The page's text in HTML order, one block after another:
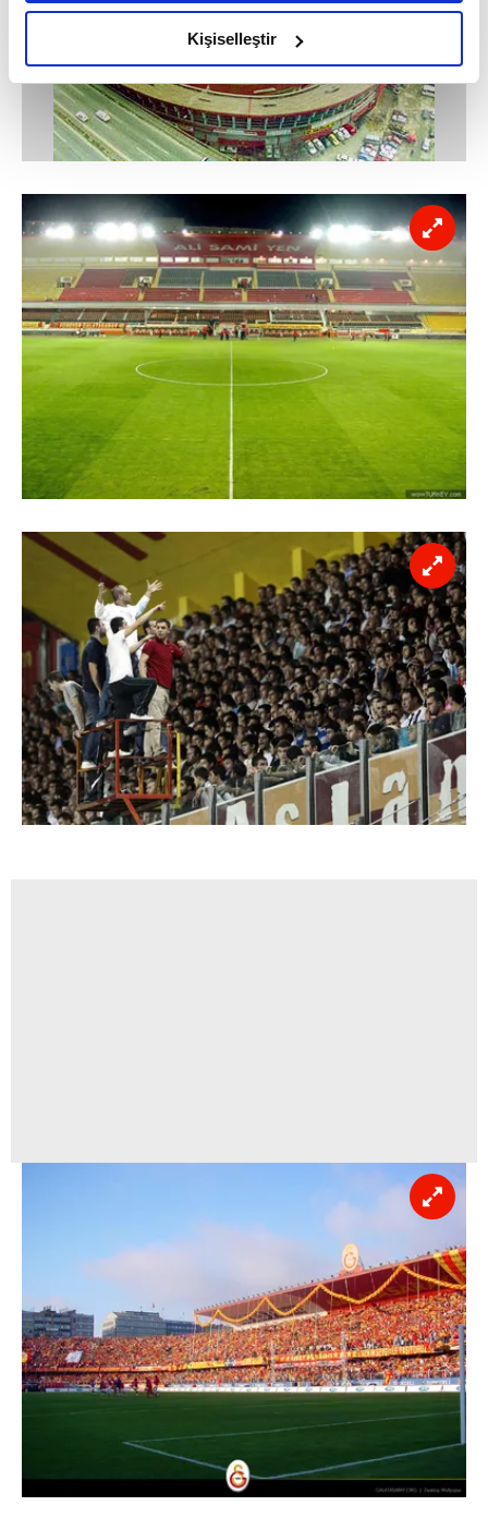
amacımızın size daha iyi bir reklam deneyimi sunmak
olduğunu ve sizlere en iyi içerikleri sunabilmek adına
elimizden gelen çabayı gösterdiğimizi ve bu noktada,
reklamların maliyetlerimizi karşılamak noktasında tek gelir
kalemimiz olduğunu sizlere hatırlatmak isteriz.
Her halükârda, kullanıcılar, bu çerezlere izin vermedikleri
takdirde, kullanıcılara hedefli reklamlar
gösterilmeyecektir."
Sizlere daha iyi bir hizmet sunabilmek için İnternet
Sitemizde kendimize ve üçüncü kişilere ait çerezler
kullanılmaktadır. Bu çerezler vasıtasıyla çeşitli kişisel
verileriniz işlenmekte olup gerekli olan çerezler bilgi
toplumu hizmetlerinin sunulması amacıyla
kullanılmaktadır. Diğer çerezler, sitemizin daha işlevsel
kılınması ve kişiselleştirilmesi ve sizlere yönelik
reklam/pazarlama faaliyetlerinin yapılması, amaçlarıyla
sınırlı olarak açık rızanız dahilinde kullanılacaktır.
Çerezlere ilişkin tercihlerinizi aşağıda yer alan panel
vasıtasıyla belirleyebilirsiniz. Çerezlere ilişkin detaylı bilgi
için Ayarlar butonuna tıklayabilir,Çerez Bilgilendirme
Metnimiziziyaret edebilirsiniz.
6698 sayılı Kişisel Verilerin Korunması Kanunu uyarınca
hazırlanmış Aydınlatma Metnimizi okumak ve sitemizde
ilgili mevzuata uygun olarak kullanılan çerezlerle ilgili bilgi
almak için lütfen tıklayınız.
Kişiselleştir